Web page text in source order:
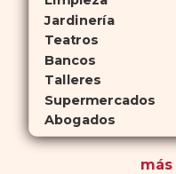
Jardinería
Teatros
Bancos
Talleres
Supermercados
Abogados
más